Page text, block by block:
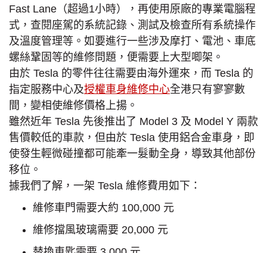
Fast Lane（超過1小時），再使用原廠的專業電腦程
式，查閱座駕的系統記錄、測試及檢查所有系統操作
及溫度管理等。如要進行一些涉及摩打、電池、車底
螺絲鞏固等的維修問題，便需要上大型唧架。
由於 Tesla 的零件往往需要由海外運來，而 Tesla 的
指定服務中心及授權車身維修中心全港只有寥寥數
間，變相使維修價格上揚。
雖然近年 Tesla 先後推出了 Model 3 及 Model Y 兩款
售價較低的車款，但由於 Tesla 使用鋁合金車身，即
使發生輕微碰撞都可能牽一髮動全身，導致其他部份
移位。
據我們了解，一架 Tesla 維修費用如下：
維修車門需要大約 100,000 元
維修擋風玻璃需要 20,000 元